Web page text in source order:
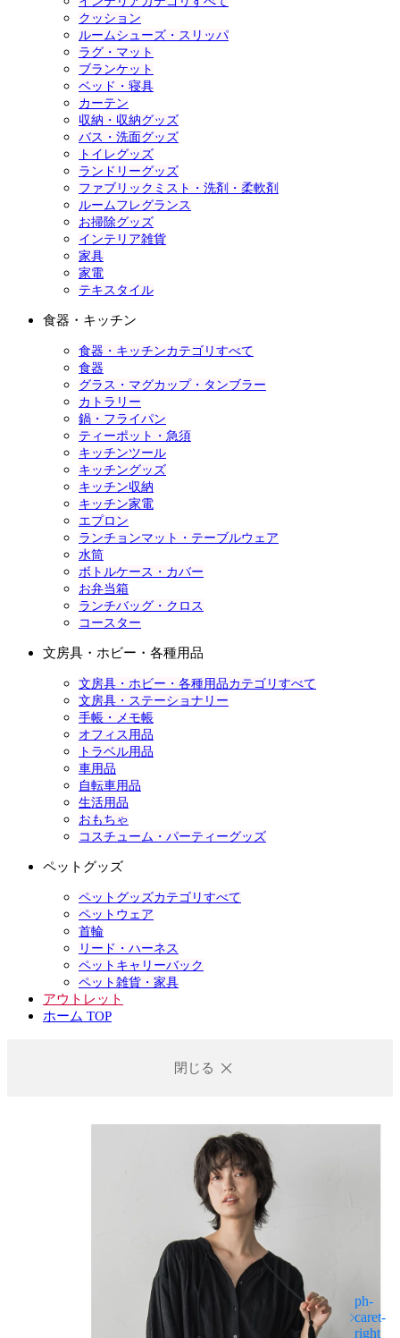
クッション
ルームシューズ・スリッパ
ラグ・マット
ブランケット
ベッド・寝具
カーテン
収納・収納グッズ
バス・洗面グッズ
トイレグッズ
ランドリーグッズ
ファブリックミスト・洗剤・柔軟剤
ルームフレグランス
お掃除グッズ
インテリア雑貨
家具
家電
テキスタイル
食器・キッチン
食器・キッチンカテゴリすべて
食器
グラス・マグカップ・タンブラー
カトラリー
鍋・フライパン
ティーポット・急須
キッチンツール
キッチングッズ
キッチン収納
キッチン家電
エプロン
ランチョンマット・テーブルウェア
水筒
ボトルケース・カバー
お弁当箱
ランチバッグ・クロス
コースター
文房具・ホビー・各種用品
文房具・ホビー・各種用品カテゴリすべて
文房具・ステーショナリー
手帳・メモ帳
オフィス用品
トラベル用品
車用品
自転車用品
生活用品
おもちゃ
コスチューム・パーティーグッズ
ペットグッズ
ペットグッズカテゴリすべて
ペットウェア
首輪
リード・ハーネス
ペットキャリーバック
ペット雑貨・家具
アウトレット
ホーム TOP
閉じる